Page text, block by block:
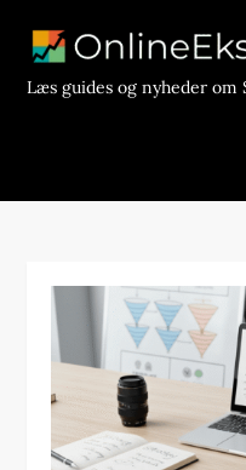
contentLæs guides og nyheder om